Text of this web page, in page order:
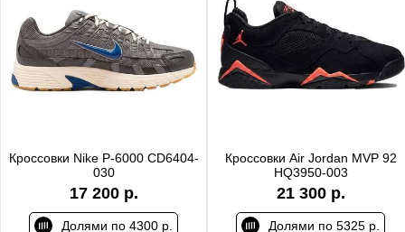
Кроссовки Nike P-6000 CD6404-
030
17 200 р.
Долями по 4300 р.
Кроссовки Air Jordan MVP 92
HQ3950-003
21 300 р.
Долями по 5325 р.